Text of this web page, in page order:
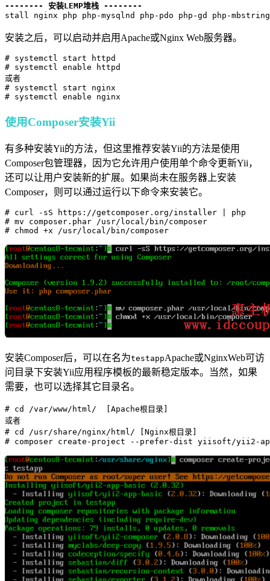
-------- 安装LEMP堆栈 --------
安装之后，可以启动并启用Apache或Nginx Web服务器。
# systemctl start httpd
# systemctl enable httpd
或者
# systemctl start nginx
# systemctl enable nginx
使用Composer安装Yii
有多种安装Yii的方法，但这里推荐安装Yii的方法是使用
Composer包管理器，因为它允许用户使用单个命令更新Yii，
还可以让用户安装新的扩展。如果尚未在服务器上安装
Composer，则可以通过运行以下命令来安装它。
# curl -sS https://getcomposer.org/installer | php
# mv composer.phar /usr/local/bin/composer
# chmod +x /usr/local/bin/composer
安装Composer后，可以在名为testappApache或NginxWeb可访
问目录下安装Yii应用程序模板的最新稳定版本。当然，如果
需要，也可以选择其它目录名。
# cd /var/www/html/  [Apache根目录]
或者
# cd /usr/share/nginx/html/ [Nginx根目录]